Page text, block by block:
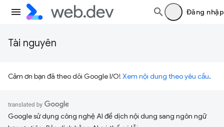
Đăng nhập
Tài nguyên
Cảm ơn bạn đã theo dõi Google I/O! Xem nội dung theo yêu cầu.
Google sử dụng công nghệ AI để dịch nội dung sang ngôn ngữ